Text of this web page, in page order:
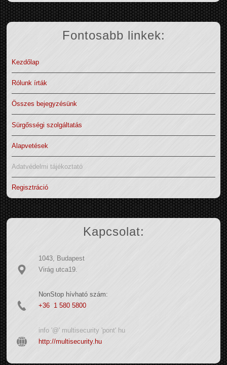
Fontosabb linkek:
Kezdőlap
Rólunk írták
Összes bejegyzésünk
Sürgősségi szolgáltatás
Alapvetések
Adatvédelmi tájékoztató
Regisztráció
Kapcsolat:
1043, Budapest
Virág utca19.
NonStop hívható szám:
+36 1 580 5800
info '@' multisecurity 'pont' hu
http://multisecurity.hu